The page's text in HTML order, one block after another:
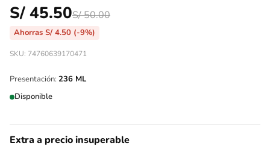
S/ 45.50S/50.00
Ahorras S/ 4.50 (-9%)
SKU: 74760639170471
Presentación: 236 ML
Disponible
Extra a precio insuperable